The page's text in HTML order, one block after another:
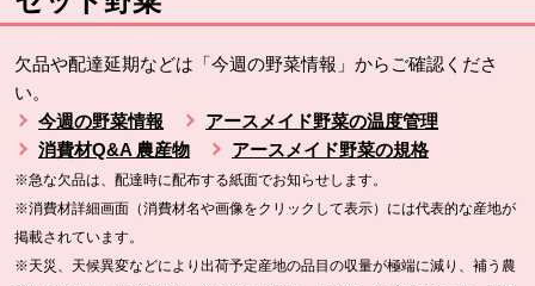
欠品や配達延期などは「今週の野菜情報」からご確認くださ
い。
今週の野菜情報
アースメイド野菜の温度管理
消費材Q&A 農産物
アースメイド野菜の規格
※急な欠品は、配達時に配布する紙面でお知らせします。
※消費材詳細画面（消費材名や画像をクリックして表示）には代表的な産地が
掲載されています。
※天災、天候異変などにより出荷予定産地の品目の収量が極端に減り、補う農